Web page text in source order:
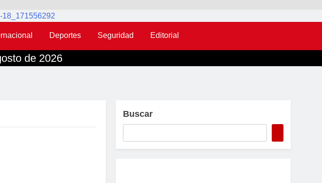
Deportes Seguridad Editorial
de 2026
Buscar